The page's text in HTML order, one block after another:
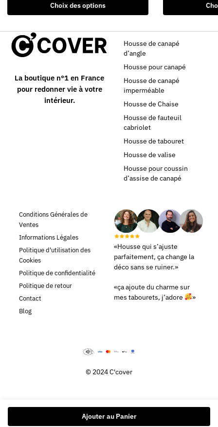
Ajouter au Panier
Choix des options
La boutique n°1 en France
pour redonner vie à votre
intérieur.
Housse de canapé
d’angle
Housse pour canapé
Housse de canapé
imperméable
Housse de Chaise
Housse de fauteuil
cabriolet
Housse de tabouret
Housse de valise
Housse pour coussin
d’assise de canapé
Conditions Générales de
Ventes
Informations Légales
Politique d'utilisation des
Cookies
Politique de confidentialité
Politique de retour
Contact
Blog
«Housse qui s’ajuste
parfaitement, ça change la
déco sans se ruiner.»
«ça ajoute du charme sur
mes tabourets, j’adore
»
© 2024 C'cover